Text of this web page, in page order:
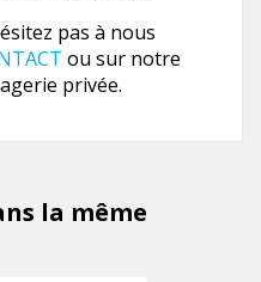
pas à nous
ou sur notre
privée.
la même